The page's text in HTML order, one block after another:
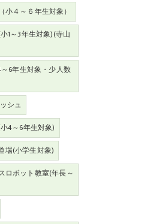
４～６年生対象）
1～3年生対象)(寺山
6年生対象・少人数
シュ
4～6年生対象)
場(小学生対象)
ロボット教室(年長～